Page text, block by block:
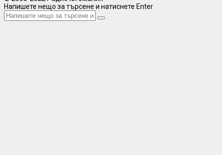
Напишете нещо за търсене и натиснете Enter